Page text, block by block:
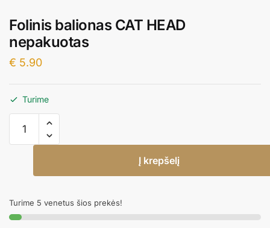
Folinis balionas CAT HEAD
nepakuotas
€ 5.90
Turime
kiekis:
Folinis
nepakuotas
Į krepšelį
Turime 5 venetus šios prekės!